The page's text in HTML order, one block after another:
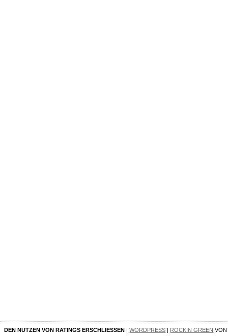
DEN NUTZEN VON RATINGS ERSCHLIESSEN |WORDPRESS | ROCKIN GREEN